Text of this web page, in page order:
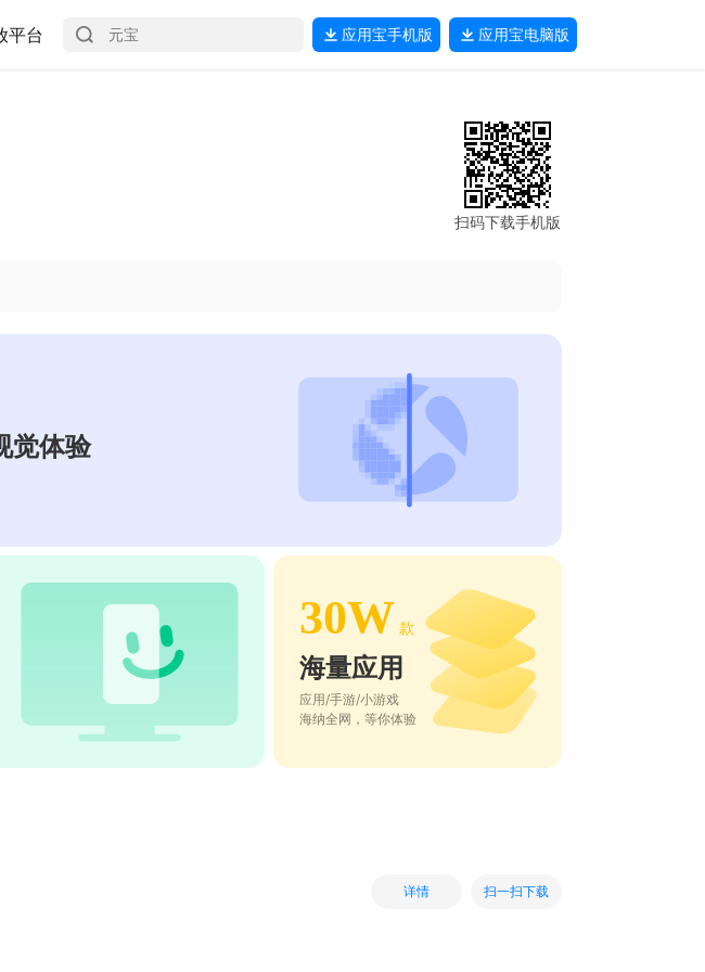
平台 应用宝手机版 应用宝电脑版
扫码下载手机版
觉体验
30W 款
海量应用
应用/手游/小游戏
海纳全网，等你体验
详情 扫一扫下载